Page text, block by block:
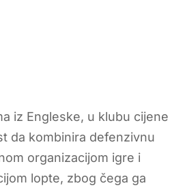
iz Engleske, u klubu cijene
da kombinira defenzivnu
organizacijom igre i
lopte, zbog čega ga